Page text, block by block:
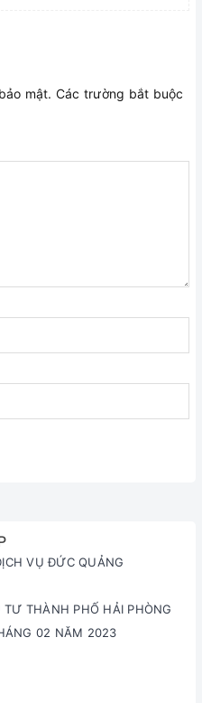
mật. Các trường bắt buộc
VỤ ĐỨC QUẢNG
THÀNH PHỐ HẢI PHÒNG
02 NĂM 2023